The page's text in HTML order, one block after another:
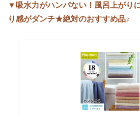
▼吸水力がハンパない！風呂上がり
り感がダンチ★絶対のおすすめ品♪